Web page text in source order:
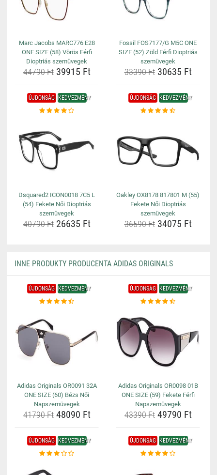
Marc Jacobs MARC776 E28
ONE SIZE (58) Vörös Férfi
Dioptriás szemüvegek
44790 Ft39915 Ft
Fossil FOS7177/G M5C ONE
SIZE (52) Zöld Férfi Dioptriás
szemüvegek
33390 Ft30635 Ft
ÚJDONSÁG KEDVEZMÉNY
Dsquared2 ICON0018 7C5 L
(54) Fekete Női Dioptriás
szemüvegek
40790 Ft26635 Ft
ÚJDONSÁG KEDVEZMÉNY
Oakley OX8178 817801 M (55)
Fekete Női Dioptriás
szemüvegek
36590 Ft34075 Ft
INNE PRODUKTY PRODUCENTA ADIDAS ORIGINALS
ÚJDONSÁG KEDVEZMÉNY
Adidas Originals OR0091 32A
ONE SIZE (60) Bézs Női
Napszemüvegek
41790 Ft48090 Ft
ÚJDONSÁG KEDVEZMÉNY
Adidas Originals OR0098 01B
ONE SIZE (59) Fekete Férfi
Napszemüvegek
43390 Ft49790 Ft
ÚJDONSÁG KEDVEZMÉNY ÚJDONSÁG KEDVEZMÉNY